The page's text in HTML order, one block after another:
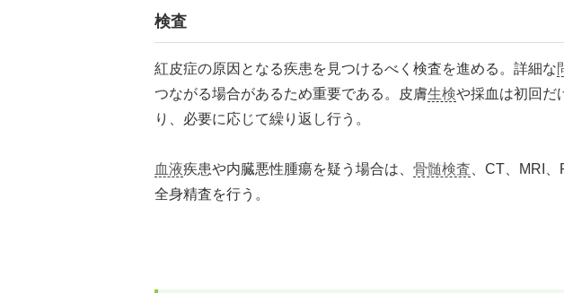
検査
紅皮症の原因となる疾患を見つけるべく検査を進める。詳細な
つながる場合があるため重要である。皮膚生検や採血は初回だ
り、必要に応じて繰り返し行う。
血液疾患や内臓悪性腫瘍を疑う場合は、 骨髄検査 、CT、MRI
全身精査を行う。